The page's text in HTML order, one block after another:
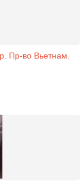
Пр-во Вьетнам.